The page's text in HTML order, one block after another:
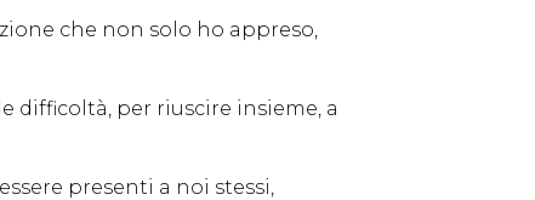
che non solo ho appreso,
difficoltà, per riuscire insieme, a
presenti a noi stessi,